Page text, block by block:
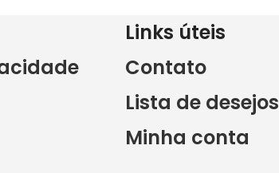
Links úteis
Contato
Lista de desejos
Minha conta